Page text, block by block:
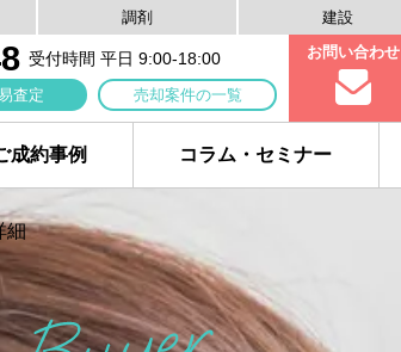
調剤 建設
受付時間 平日 9:00-18:00
査定 売却案件の一覧
お問い合わせ
成約事例 コラム・セミナー
細